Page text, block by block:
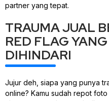
partner yang tepat.
TRAUMA JUAL
RED FLAG
DIHINDARI
Jujur deh, siapa yang punya
online? Kamu sudah repot